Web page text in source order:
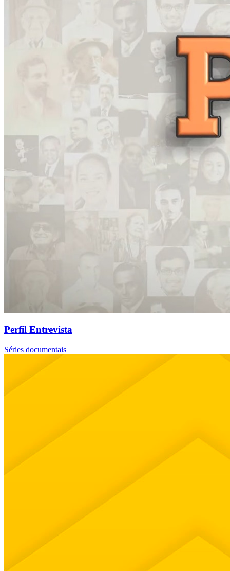
Perfil Entrevista
Séries documentais